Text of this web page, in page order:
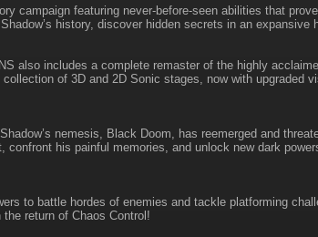
campaign featuring never-before-seen abilities that
history, discover hidden secrets in an expansive
also includes a complete remaster of the highly
of 3D and 2D Sonic stages, now with upgraded
nemesis, Black Doom, has reemerged and
confront his painful memories, and unlock new dark
to battle hordes of enemies and tackle platforming
return of Chaos Control!